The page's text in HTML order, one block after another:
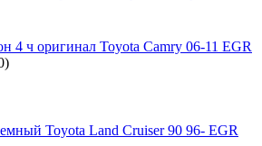
4 ч оригинал Toyota Camry 06-11 EGR
)